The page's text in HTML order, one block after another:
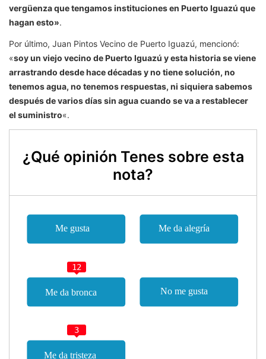
vergüenza que tengamos instituciones en Puerto Iguazú que
hagan esto».
Por último, Juan Pintos Vecino de Puerto Iguazú, mencionó:
«soy un viejo vecino de Puerto Iguazú y esta historia se viene
arrastrando desde hace décadas y no tiene solución, no
tenemos agua, no tenemos respuestas, ni siquiera sabemos
después de varios días sin agua cuando se va a restablecer
el suministro«.
¿Qué opinión Tenes sobre esta
nota?
12
3